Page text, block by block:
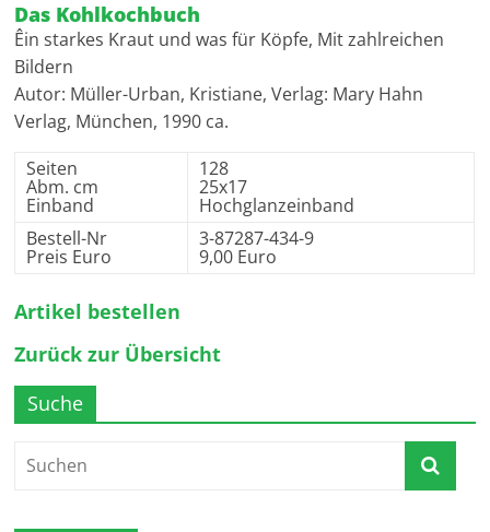
Das Kohlkochbuch
Êin starkes Kraut und was für Köpfe, Mit zahlreichen
Bildern
Autor: Müller-Urban, Kristiane, Verlag: Mary Hahn
Verlag, München, 1990 ca.
Seiten
Abm. cm
Einband
128
25x17
Hochglanzeinband
Bestell-Nr
Preis Euro
3-87287-434-9
9,00 Euro
Artikel bestellen
Zurück zur Übersicht
Suche